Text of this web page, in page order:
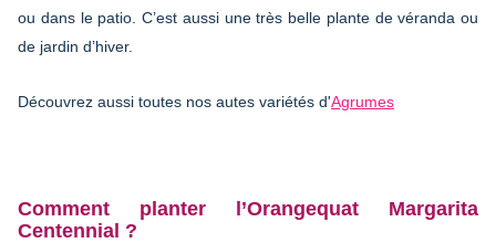
ou dans le patio. C’est aussi une très belle plante de véranda ou
de jardin d’hiver.
Découvrez aussi toutes nos autes variétés d'Agrumes
Comment planter l’Orangequat Margarita
Centennial ?